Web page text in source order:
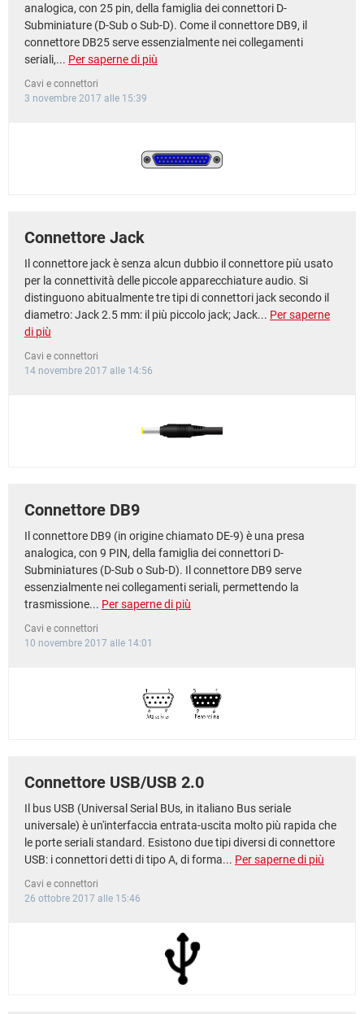
analogica, con 25 pin, della famiglia dei connettori D-
Subminiature (D-Sub o Sub-D). Come il connettore DB9, il
connettore DB25 serve essenzialmente nei collegamenti
seriali,... Per saperne di più
Cavi e connettori
3 novembre 2017 alle 15:39
Connettore Jack
Il connettore jack è senza alcun dubbio il connettore più usato
per la connettività delle piccole apparecchiature audio. Si
distinguono abitualmente tre tipi di connettori jack secondo il
diametro: Jack 2.5 mm: il più piccolo jack; Jack... Per saperne
di più
Cavi e connettori
14 novembre 2017 alle 14:56
Connettore DB9
Il connettore DB9 (in origine chiamato DE-9) è una presa
analogica, con 9 PIN, della famiglia dei connettori D-
Subminiatures (D-Sub o Sub-D). Il connettore DB9 serve
essenzialmente nei collegamenti seriali, permettendo la
trasmissione... Per saperne di più
Cavi e connettori
10 novembre 2017 alle 14:01
Connettore USB/USB 2.0
Il bus USB (Universal Serial BUs, in italiano Bus seriale
universale) è un'interfaccia entrata-uscita molto più rapida che
le porte seriali standard. Esistono due tipi diversi di connettore
USB: i connettori detti di tipo A, di forma... Per saperne di più
Cavi e connettori
26 ottobre 2017 alle 15:46